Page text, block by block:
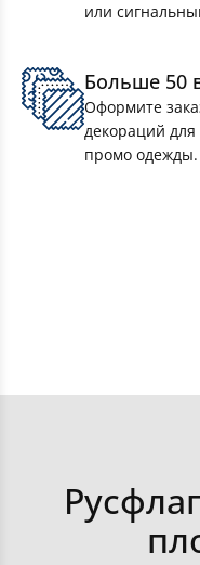
Чехлы на колеса
Чехлы для
Сумки для бутылок
или
Больше 50
Оформите
декораций
промо одежды.